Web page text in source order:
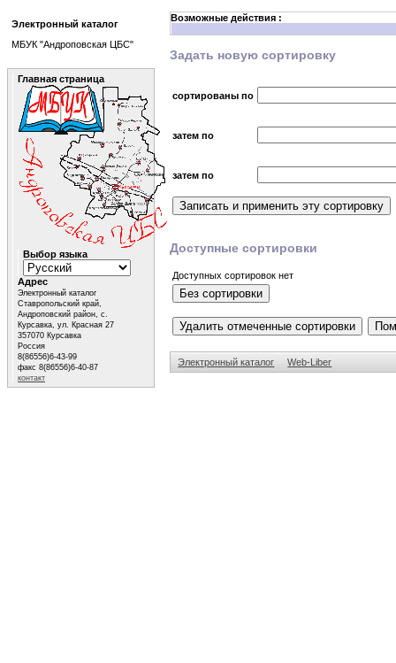
Возможные действия :
Задать новую сортировку
сортированы по
затем по
затем по
Доступные сортировки
Доступных сортировок нет
Электронный каталог Web-Liber
Электронный каталог
МБУК "Андроповская ЦБС"
Главная страница
Выбор языка
Адрес
Электронный каталог
Ставропольский край,
Андроповский район, с.
Курсавка, ул. Красная 27
357070 Курсавка
Россия
8(86556)6-43-99
факс 8(86556)6-40-87
контакт